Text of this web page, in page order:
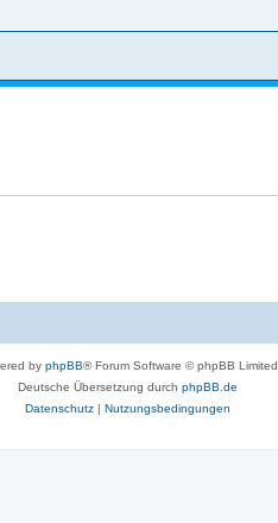
by phpBB® Forum Software © phpBB Limited
Deutsche Übersetzung durch phpBB.de
Datenschutz| Nutzungsbedingungen